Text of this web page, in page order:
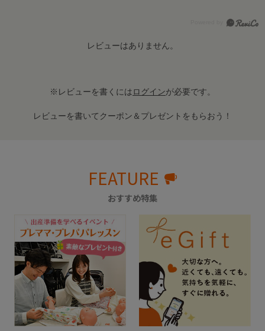
レビューはありません。
※レビューを書くにはログインが必要です。
レビューを書いてクーポン＆プレゼントをもらおう！
FEATURE
おすすめ特集